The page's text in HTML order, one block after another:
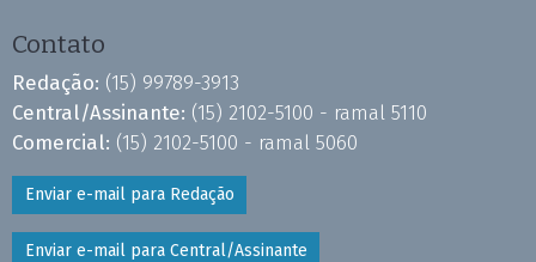
Contato
Redação: (15) 99789-3913
Central/Assinante: (15) 2102-5100 - ramal 5110
Comercial: (15) 2102-5100 - ramal 5060
Enviar e-mail para Redação
Enviar e-mail para Central/Assinante